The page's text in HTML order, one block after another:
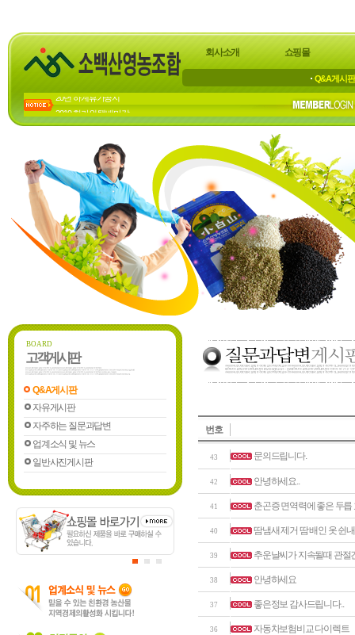
회사소개 쇼핑몰
Q&A게시판
2019 한가위 택배마감
2018년 한가위 배송 마감
22년 하계휴가 공지
20년 하계휴가공지
BOARD
고객게시판
Q&A게시판
자유게시판
자주하는 질문과답변
업계소식 및 뉴스
일반사진게시판
번호
43 문의드립니다.
42 안녕하세요..
41 춘곤증 면역력에 좋은 두릅
40 땀냄새 제거 땀 배인 옷 쉰
39 추운날씨가 지속될때 관절
38 안녕하세요
37 좋은정보 감사드립니다..
36 자동차보험비교 다이렉트